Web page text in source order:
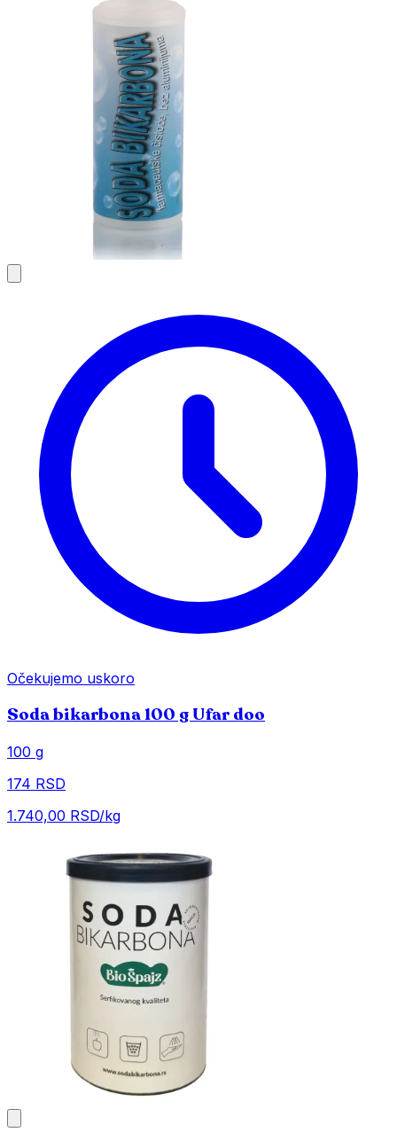
Očekujemo uskoro
Soda bikarbona 100 g Ufar doo
100 g
174 RSD
1.740,00 RSD/kg